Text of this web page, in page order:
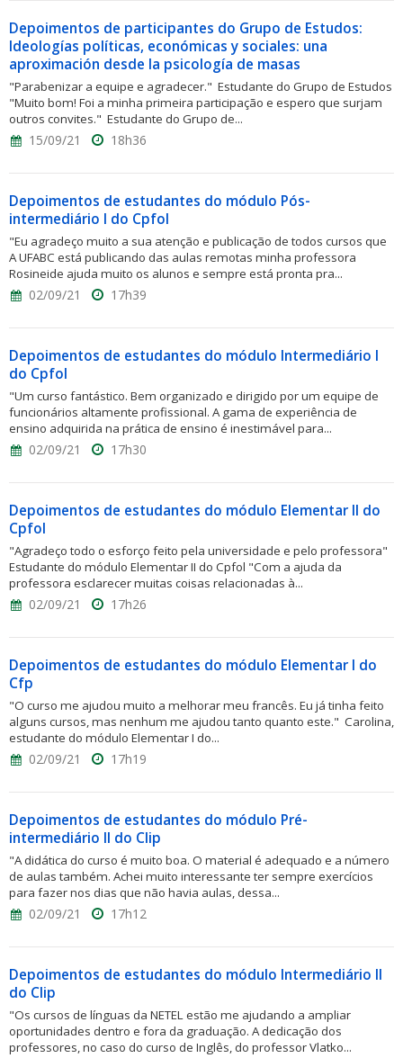
Depoimentos de participantes do Grupo de Estudos:
Ideologías políticas, económicas y sociales: una
aproximación desde la psicología de masas
"Parabenizar a equipe e agradecer." Estudante do Grupo de Estudos
"Muito bom! Foi a minha primeira participação e espero que surjam
outros convites." Estudante do Grupo de...
15/09/21 18h36
Depoimentos de estudantes do módulo Pós-
intermediário I do Cpfol
"Eu agradeço muito a sua atenção e publicação de todos cursos que
A UFABC está publicando das aulas remotas minha professora
Rosineide ajuda muito os alunos e sempre está pronta pra...
02/09/21 17h39
Depoimentos de estudantes do módulo Intermediário I
do Cpfol
"Um curso fantástico. Bem organizado e dirigido por um equipe de
funcionários altamente profissional. A gama de experiência de
ensino adquirida na prática de ensino é inestimável para...
02/09/21 17h30
Depoimentos de estudantes do módulo Elementar II do
Cpfol
"Agradeço todo o esforço feito pela universidade e pelo professora"
Estudante do módulo Elementar II do Cpfol "Com a ajuda da
professora esclarecer muitas coisas relacionadas à...
02/09/21 17h26
Depoimentos de estudantes do módulo Elementar I do
Cfp
"O curso me ajudou muito a melhorar meu francês. Eu já tinha feito
alguns cursos, mas nenhum me ajudou tanto quanto este." Carolina,
estudante do módulo Elementar I do...
02/09/21 17h19
Depoimentos de estudantes do módulo Pré-
intermediário II do Clip
"A didática do curso é muito boa. O material é adequado e a número
de aulas também. Achei muito interessante ter sempre exercícios
para fazer nos dias que não havia aulas, dessa...
02/09/21 17h12
Depoimentos de estudantes do módulo Intermediário II
do Clip
"Os cursos de línguas da NETEL estão me ajudando a ampliar
oportunidades dentro e fora da graduação. A dedicação dos
professores, no caso do curso de Inglês, do professor Vlatko...